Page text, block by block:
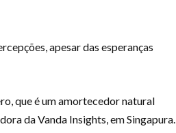
apesar das esperanças
que é um amortecedor natural
da Vanda Insights, em Singapura.